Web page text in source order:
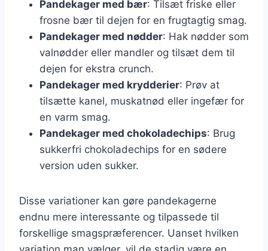
Pandekager med bær: Tilsæt friske eller
frosne bær til dejen for en frugtagtig smag.
Pandekager med nødder: Hak nødder som
valnødder eller mandler og tilsæt dem til
dejen for ekstra crunch.
Pandekager med krydderier: Prøv at
tilsætte kanel, muskatnød eller ingefær for
en varm smag.
Pandekager med chokoladechips: Brug
sukkerfri chokoladechips for en sødere
version uden sukker.
Disse variationer kan gøre pandekagerne
endnu mere interessante og tilpassede til
forskellige smagspræferencer. Uanset hvilken